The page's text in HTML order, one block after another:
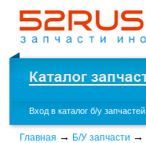
Вход в каталог б/у запчастей
Главная → Б/У запчасти →